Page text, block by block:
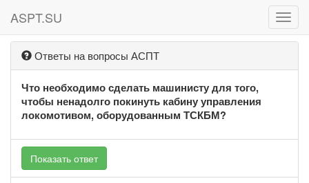
ASPT.SU
Ответы на вопросы АСПТ
Что необходимо сделать машинисту для того,
чтобы ненадолго покинуть кабину управления
локомотивом, оборудованным ТСКБМ?
Показать ответ